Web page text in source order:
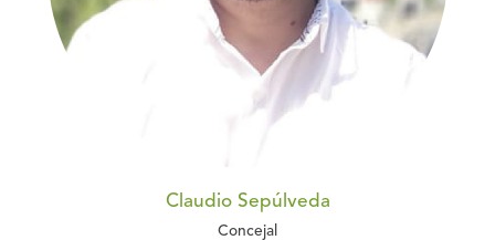
Claudio Sepúlveda
Concejal